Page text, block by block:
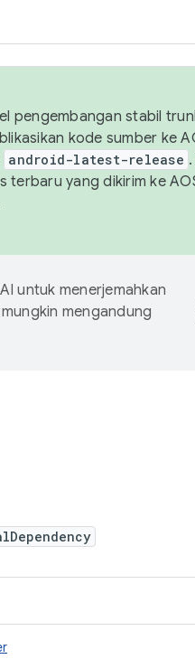
pengembangan stabil
kode sumber ke
android-latest-release
terbaru yang dikirim ke
untuk menerjemahkan
mengandung